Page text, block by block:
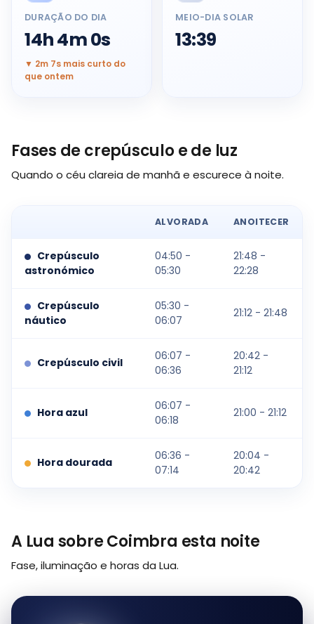
DURAÇÃO DO DIA
14h 4m 0s
▼ 2m 7s mais curto do
que ontem
MEIO-DIA SOLAR
13:39
Fases de crepúsculo e de luz
Quando o céu clareia de manhã e escurece à noite.
ALVORADA ANOITECER
Crepúsculo
astronómico
04:50 -
05:30
21:48 -
22:28
Crepúsculo
náutico
05:30 -
06:07
21:12 - 21:48
Crepúsculo civil
06:07 -
06:36
20:42 -
21:12
Hora azul
06:07 -
06:18
21:00 - 21:12
Hora dourada
06:36 -
07:14
20:04 -
20:42
A Lua sobre Coimbra esta noite
Fase, iluminação e horas da Lua.